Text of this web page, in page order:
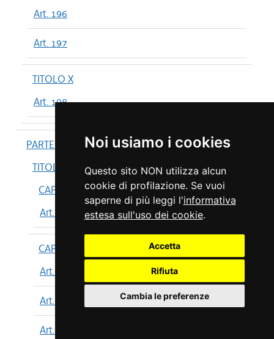
Noi usiamo i cookies
Questo sito NON utilizza alcun
cookie di profilazione. Se vuoi
saperne di più leggi l'informativa
estesa sull'uso dei cookie.
Accetta
Rifiuta
Cambia le preferenze
Art. 196
Art. 197
TITOLO X
Art. 198
PARTE IV
TITOLO I
CAPO I
Art. 199
CAPO II
Art. 200
Art. 201
Art. 202